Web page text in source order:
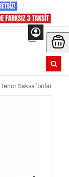
Tenor Saksafonlar